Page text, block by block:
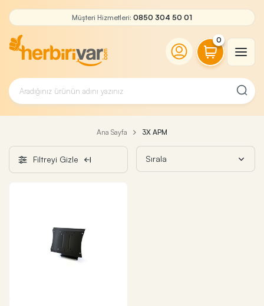
Müşteri Hizmetleri: 0850 304 50 01
0
Ana Sayfa 3X APM
Filtreyi Gizle